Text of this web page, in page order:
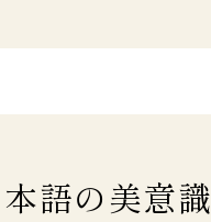
語の美意識